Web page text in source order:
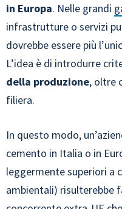
in Europa. Nelle grandi
infrastrutture o servizi
dovrebbe essere più
L’idea è di introdurre
della produzione, oltre
filiera.
In questo modo,
cemento in Italia o in
leggermente superiori a
ambientali) risulterebbe